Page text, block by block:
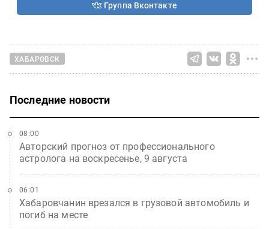
Группа Вконтакте
ХАБАРОВСК
Последние новости
Авторский прогноз от профессионального
астролога на воскресенье, 9 августа
08:00
Хабаровчанин врезался в грузовой автомобиль и
погиб на месте
06:01